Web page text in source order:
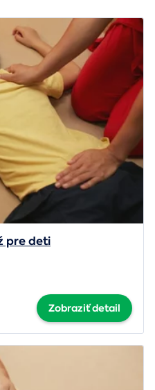
pre deti
Zobraziť detail